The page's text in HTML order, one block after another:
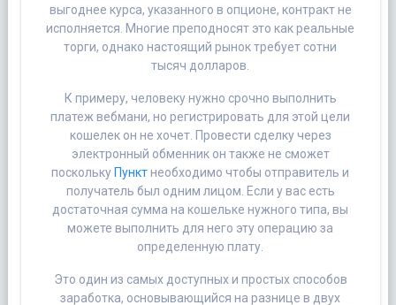
выгоднее курса, указанного в опционе, контракт не
исполняется. Многие преподносят это как реальные
торги, однако настоящий рынок требует сотни
тысяч долларов.
К примеру, человеку нужно срочно выполнить
платеж вебмани, но регистрировать для этой цели
кошелек он не хочет. Провести сделку через
электронный обменник он также не сможет
посколькуПунктнеобходимо чтобы отправитель и
получатель был одним лицом. Если у вас есть
достаточная сумма на кошельке нужного типа, вы
можете выполнить для него эту операцию за
определенную плату.
Это один из самых доступных и простых способов
заработка, основывающийся на разнице в двух